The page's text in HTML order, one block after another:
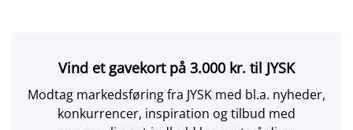
Vind et gavekort på 3.000 kr. til JYSK
Modtag markedsføring fra JYSK med bl.a. nyheder,
konkurrencer, inspiration og tilbud med